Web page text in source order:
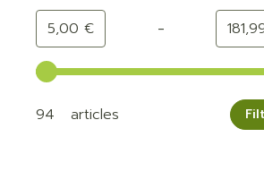
Valeur minimale
5,00 € -
Utilisez les touches fléchées
94 articles